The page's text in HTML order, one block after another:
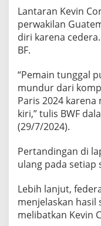
n
g
r
i
I
t
t
Lantaran Kevin
perwakilan
diri karena
BF.
“Pemain tunggal
mundur dari
Paris 2024
kiri,” tulis BWF
(29/7/2024).
Pertandingan di
ulang pada setiap
Lebih lanjut,
menjelaskan
melibatkan Kevin